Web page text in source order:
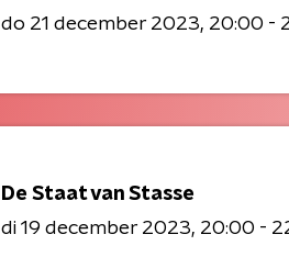
do 21 december 2023 20:00 -
De Staat van Stasse
di 19 december 2023 20:00 -